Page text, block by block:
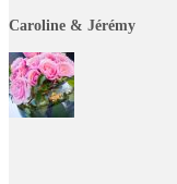
Caroline & Jérémy